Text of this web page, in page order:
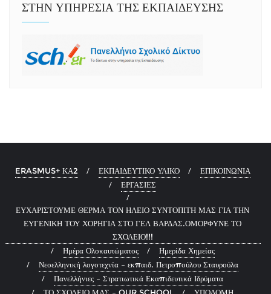
ΣΤΗΝ ΥΠΗΡΕΣΙΑ ΤΗΣ ΕΚΠΑΙΔΕΥΣΗΣ
ERASMUS+ ΚΑ2 ΕΚΠΑΙΔΕΥΤΙΚΟ ΥΛΙΚΟ
ΕΠΙΚΟΙΝΩΝΙΑ
ΕΡΓΑΣΙΕΣ
ΕΥΧΑΡΙΣΤΟΥΜΕ ΘΕΡΜΑ ΤΟΝ ΗΛΕΙΟ ΣΥΝΤΟΠΙΤΗ ΜΑΣ ΓΙΑ ΤΗΝ
ΕΥΓΕΝΙΚΗ ΤΟΥ ΧΟΡΗΓΙΑ ΣΤΟ ΓΕΛ ΒΑΡΔΑΣ.ΟΜΟΡΦΥΝΕ ΤΟ
ΣΧΟΛΕΙΟ!!!
Ημέρα Ολοκαυτώματος
Ημερίδα Χημείας
Νεοελληνική λογοτεχνία – εκπαιδ. Πετροπούλου Σταυρούλα
Πανελλήνιες – Στρατιωτικά Εκαπιδευτικά Ιδρύματα